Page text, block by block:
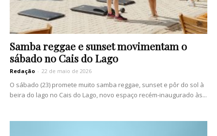
Samba reggae e sunset movimentam o
sábado no Cais do Lago
Redação - 22 de maio de 2026
O sábado (23) promete muito samba reggae, sunset e pôr do sol à
beira do lago no Cais do Lago, novo espaço recém-inaugurado às...